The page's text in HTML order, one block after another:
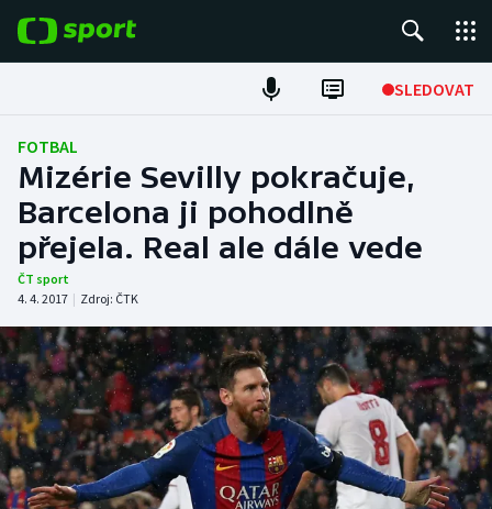
SLEDOVAT
Fotbal
Hokej
Tenis
Atletika
Cyklistika
DALŠÍ SPORTY
Americký fotbal
NEPŘEHLÉDNĚTE
FOTBAL
Mizérie Sevilly pokračuje,
Barcelona ji pohodlně
přejela. Real ale dále vede
ČT sport
4. 4. 2017 | Zdroj: ČTK